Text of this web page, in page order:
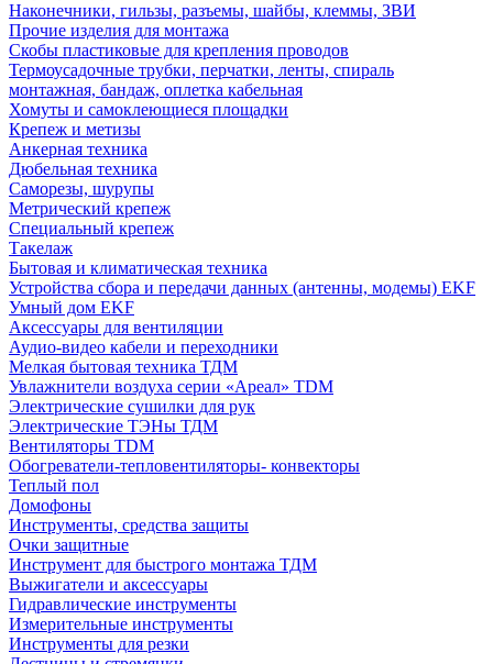
Наконечники, гильзы, разъемы, шайбы, клеммы, ЗВИ
Прочие изделия для монтажа
Скобы пластиковые для крепления проводов
Термоусадочные трубки, перчатки, ленты, спираль
монтажная, бандаж, оплетка кабельная
Хомуты и самоклеющиеся площадки
Крепеж и метизы
Анкерная техника
Дюбельная техника
Саморезы, шурупы
Метрический крепеж
Специальный крепеж
Такелаж
Бытовая и климатическая техника
Устройства сбора и передачи данных (антенны, модемы) EKF
Умный дом EKF
Аксессуары для вентиляции
Аудио-видео кабели и переходники
Мелкая бытовая техника ТДМ
Увлажнители воздуха серии «Ареал» TDM
Электрические сушилки для рук
Электрические ТЭНы ТДМ
Вентиляторы TDM
Обогреватели-тепловентиляторы- конвекторы
Теплый пол
Домофоны
Инструменты, средства защиты
Очки защитные
Инструмент для быстрого монтажа ТДМ
Выжигатели и аксессуары
Гидравлические инструменты
Измерительные инструменты
Инструменты для резки